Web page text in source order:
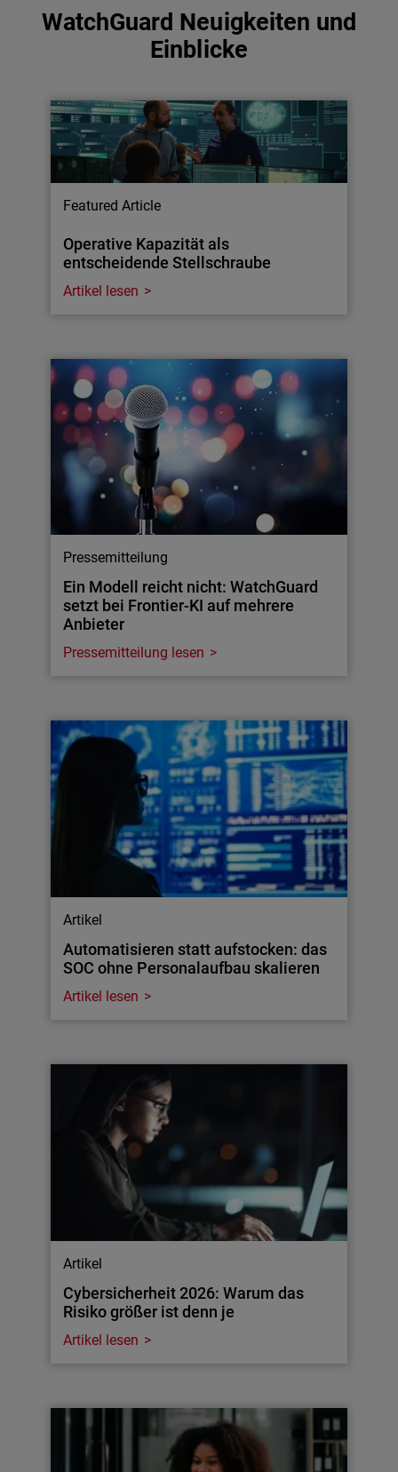
WatchGuard Neuigkeiten und
Einblicke
Featured Article
Operative Kapazität als
entscheidende Stellschraube
Artikel lesen
Pressemitteilung
Ein Modell reicht nicht: WatchGuard
setzt bei Frontier-KI auf mehrere
Anbieter
Pressemitteilung lesen
Artikel
Automatisieren statt aufstocken: das
SOC ohne Personalaufbau skalieren
Artikel lesen
Artikel
Cybersicherheit 2026: Warum das
Risiko größer ist denn je
Artikel lesen